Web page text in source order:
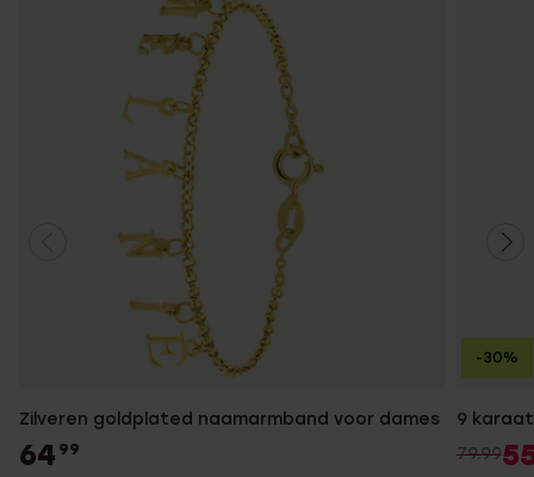
Zilveren goldplated naamarmband voor dames
64 99
9 karaat
79.99
-30%